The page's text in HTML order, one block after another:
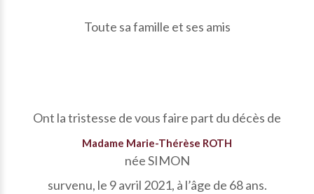
Toute sa famille et ses amis
Ont la tristesse de vous faire part du décès de
Madame Marie-Thérèse ROTH
née SIMON
survenu, le 9 avril 2021, à l’âge de 68 ans.